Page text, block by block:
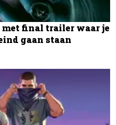
final trailer waar je
gaan staan